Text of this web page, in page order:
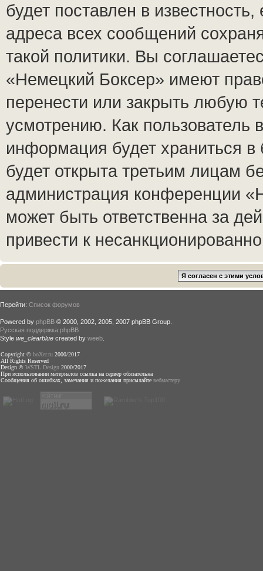
будет поставлен в
адреса всех сообщений
такой политики. Вы
«Немецкий Боксер» имеют
перенести или закрыть любую
усмотрению. Как пользователь
информация будет храниться
будет открыта третьим лицам
администрация конференции
может быть ответственна за
привести к
Перейти: Список форумов
Powered by phpBB © 2000, 2002, 2005, 2007 phpBB Group.
Русская поддержка phpBB
Style we_clearblue created by weeb
Copyright © boXer.ru 2000/2017
All Rights Reserved
Design © WSTL Design 2000/2017
При использовании материалов ссылка на сервер обязательна
Сообщения об ошибках, замечания и пожелания присылайте вебмастеру